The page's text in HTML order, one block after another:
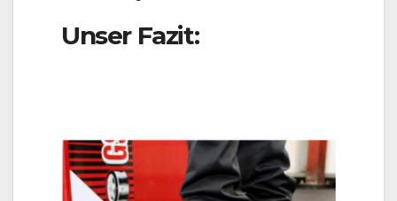
Unser Fazit: